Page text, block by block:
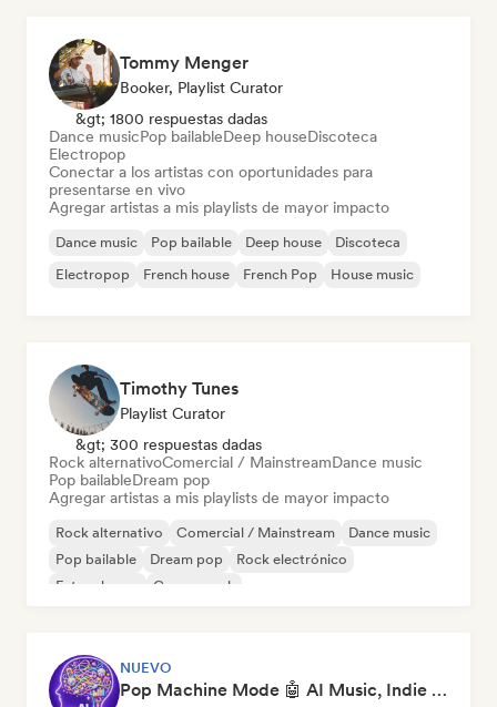
Tommy Menger
Booker, Playlist Curator
&gt; 1800 respuestas dadas
Dance musicPop bailableDeep houseDiscoteca
Electropop
Conectar a los artistas con oportunidades para
presentarse en vivo
Agregar artistas a mis playlists de mayor impacto
Dance music Pop bailable Deep house
Discoteca
Electropop
French house French Pop House music
Timothy Tunes
Playlist Curator
&gt; 300 respuestas dadas
Rock alternativoComercial / MainstreamDance music
Pop bailableDream pop
Agregar artistas a mis playlists de mayor impacto
Rock alternativo Comercial / Mainstream
Dance music
Pop bailable
Dream pop
Rock electrónico
Future house
Garage rock
NUEVO
Pop Machine Mode 🤖 AI Music, Indie Pop & Dream Pop